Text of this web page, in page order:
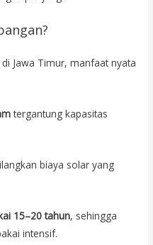
Jawa Timur, manfaat nyata
tergantung kapasitas
biaya solar yang
15–20 tahun, sehingga
intensif.